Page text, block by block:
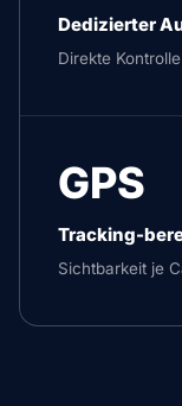
Dedizierter
Direkte
GPS
Tracking-
Sichtbarkeit je